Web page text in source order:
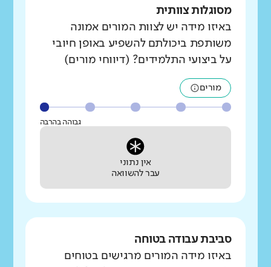
מסוגלות צוותית
באיזו מידה יש לצוות המורים אמונה
משותפת ביכולתם להשפיע באופן חיובי
על ביצועי התלמידים? (דיווחי מורים)
מורים
גבוהה בהרבה
אין נתוני
עבר להשוואה
סביבת עבודה בטוחה
באיזו מידה המורים מרגישים בטוחים